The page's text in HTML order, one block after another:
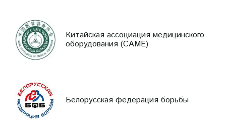
Китайская ассоциация медицинского
оборудования (CAME)
Белорусская федерация борьбы